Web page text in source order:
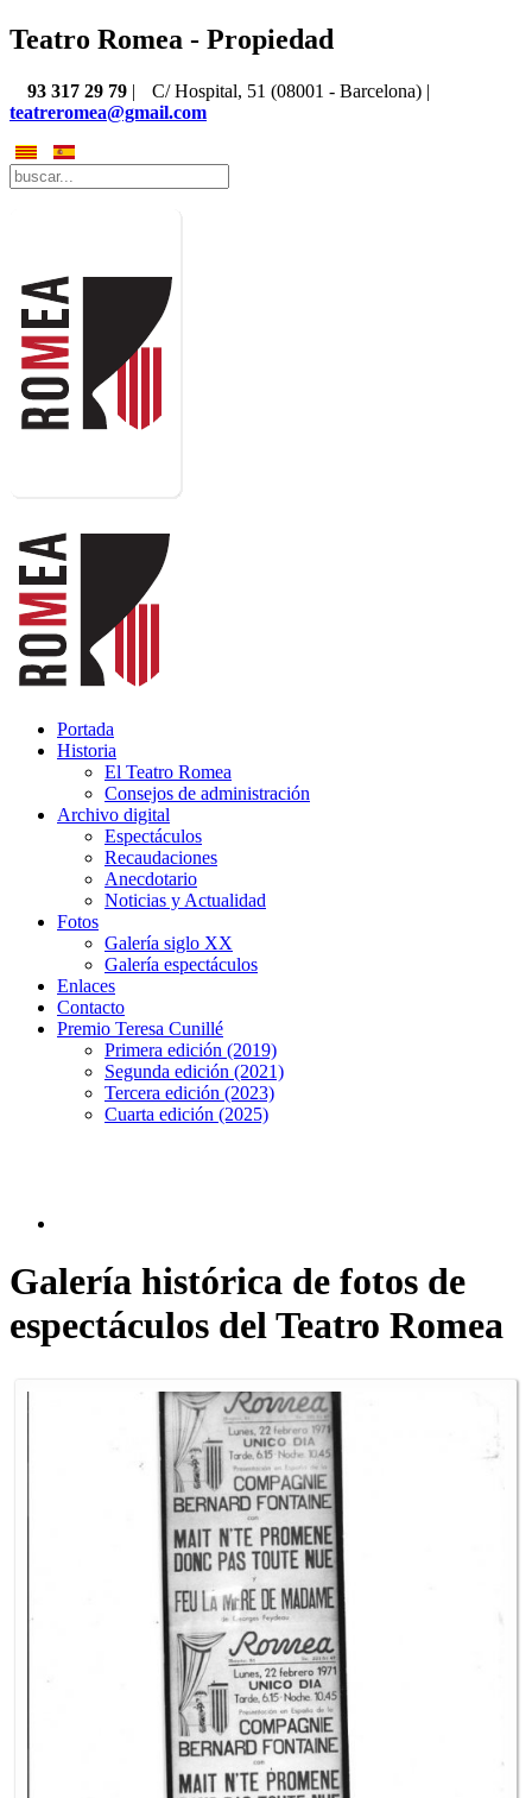
Teatro Romea - Propiedad
93 317 29 79 |
C/ Hospital, 51 (08001 - Barcelona) |
teatreromea@gmail.com
Portada
Historia
El Teatro Romea
Consejos de administración
Archivo digital
Espectáculos
Recaudaciones
Anecdotario
Noticias y Actualidad
Fotos
Galería siglo XX
Galería espectáculos
Enlaces
Contacto
Premio Teresa Cunillé
Primera edición (2019)
Segunda edición (2021)
Tercera edición (2023)
Cuarta edición (2025)
Galería histórica de fotos de
espectáculos del Teatro Romea